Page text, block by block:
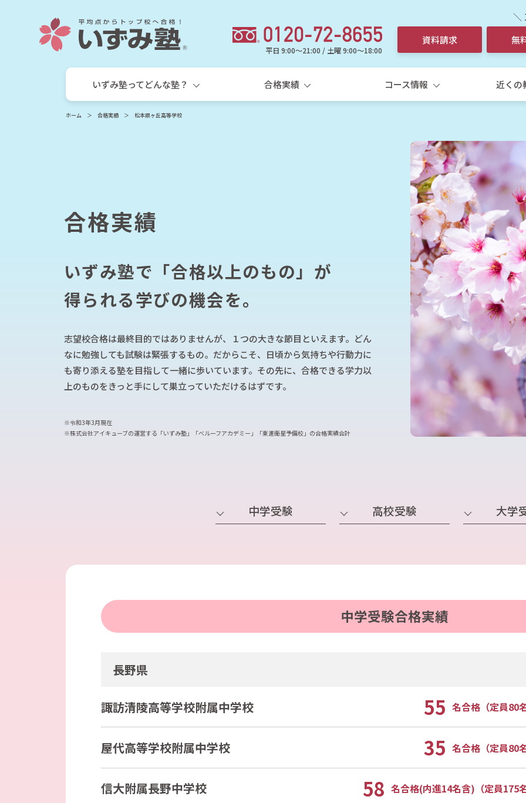
平日 9:00～21:00 / 土曜 9:00～18:00
＼
資料請求
無
いずみ塾ってどんな塾？
いずみ塾の目指す教育
合格実績 コース情報
小学生
信大附属中／私立中学受験対策コース
英語長文リスニング対策講座
適性検査対策コース
いずみ速算そろばん教室
英検®対策個別コース
学校授業補習個別コース
プロクラ（プログラミング・クラウド）
中学入学準備クラス
長野県入試対策演習コース
英語長文リスニング対策講座
学校準拠 定期テスト対策個別コース
学校準拠 定期テスト対策一斉コース
作文添削コース
高校
英
東
東
近くの
ホーム 合格実績 松本県ヶ丘高等学校
合格実績
いずみ塾で「合格以上のもの」が
得られる学びの機会を。
志望校合格は最終目的ではありませんが、１つの大きな節目といえます。どん
なに勉強しても試験は緊張するもの。だからこそ、日頃から気持ちや行動力に
も寄り添える塾を目指して一緒に歩いています。その先に、合格できる学力以
上のものをきっと手にして巣立っていただけるはずです。
※令和3年3月現在
※株式会社アイキューブの運営する「いずみ塾」「べルーフアカデミー」「東進衛星予備校」の合格実績合計
中学受験 高校受験 大学
中学受験合格実績
長野県
諏訪清陵高等学校附属中学校 55 名合格（定員80
屋代高等学校附属中学校 35 名合格（定員80
信大附属長野中学校 58 名合格(内進14名含)（定員175